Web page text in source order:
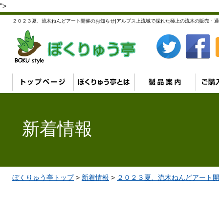
">
２０２３夏、流木ねんどアート開催のお知らせ|アルプス上流域で採れた極上の流木の販売・
新着情報
ぼくりゅう亭トップ> 新着情報 > ２０２３夏、流木ねんどアート